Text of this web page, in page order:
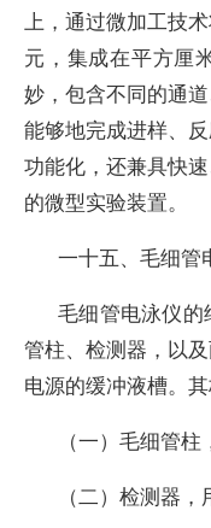
上，通过微加工技
元，集成在平方厘
妙，包含不同的通
能够地完成进样、
功能化，还兼具快
的微型实验装置。
一十五、毛细管
毛细管电泳仪
管柱、检测器，以
电源的缓冲液槽。
（一）毛细管
（二）检测器